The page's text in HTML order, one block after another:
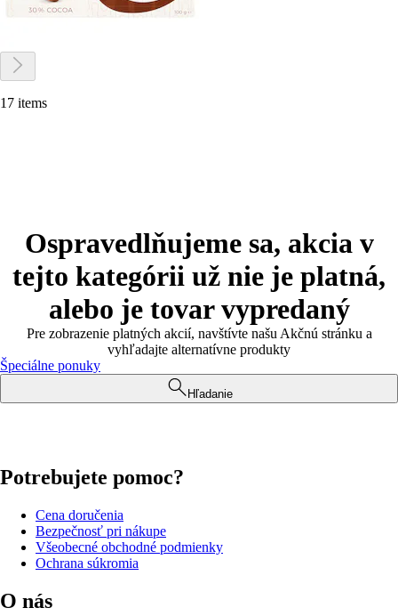
17 items
Ospravedlňujeme sa, akcia v
tejto kategórii už nie je platná,
alebo je tovar vypredaný
Pre zobrazenie platných akcií, navštívte našu Akčnú stránku a
vyhľadajte alternatívne produkty
Špeciálne ponuky
Hľadanie
Potrebujete pomoc?
Cena doručenia
Bezpečnosť pri nákupe
Všeobecné obchodné podmienky
Ochrana súkromia
O nás